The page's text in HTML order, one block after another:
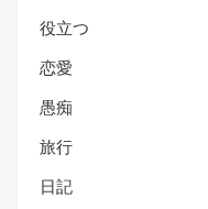
役立つ
恋愛
愚痴
旅行
日記